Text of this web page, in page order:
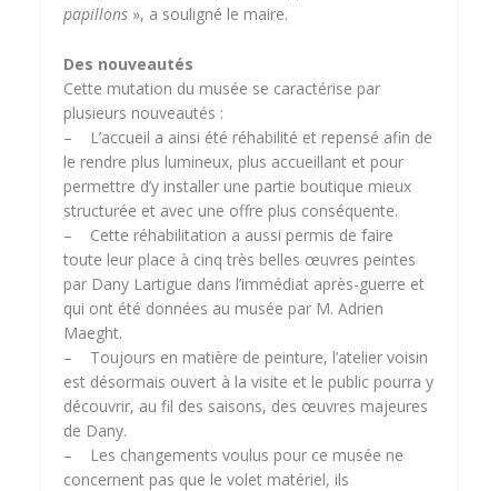
papillons », a souligné le maire.
Des nouveautés
Cette mutation du musée se caractérise par
plusieurs nouveautés :
– L’accueil a ainsi été réhabilité et repensé afin de
le rendre plus lumineux, plus accueillant et pour
permettre d’y installer une partie boutique mieux
structurée et avec une offre plus conséquente.
– Cette réhabilitation a aussi permis de faire
toute leur place à cinq très belles œuvres peintes
par Dany Lartigue dans l’immédiat après-guerre et
qui ont été données au musée par M. Adrien
Maeght.
– Toujours en matière de peinture, l’atelier voisin
est désormais ouvert à la visite et le public pourra y
découvrir, au fil des saisons, des œuvres majeures
de Dany.
– Les changements voulus pour ce musée ne
concernent pas que le volet matériel, ils